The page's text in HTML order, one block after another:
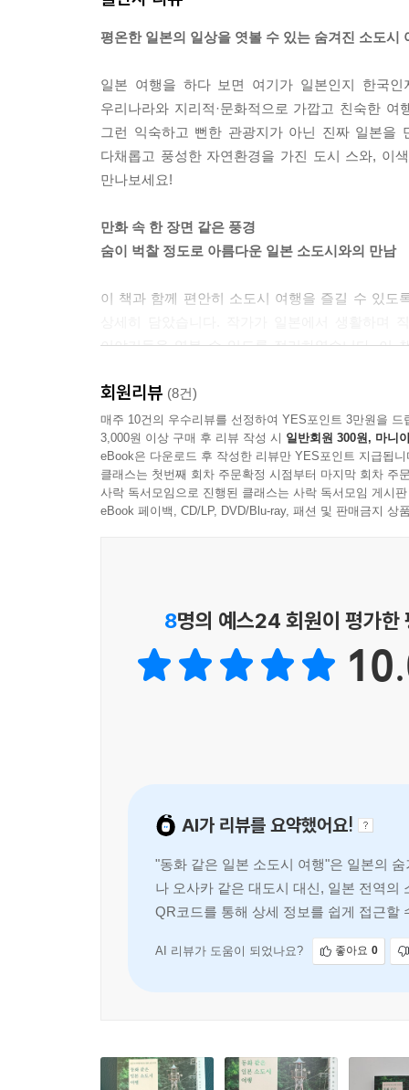
평온한 일본의 일상을 엿볼 수 있는 숨겨진 소도시
일본 여행을 하다 보면 여기가 일본인지 한국
우리나라와 지리적·문화적으로 가깝고 친숙한
그런 익숙하고 뻔한 관광지가 아닌 진짜 일본을
다채롭고 풍성한 자연환경을 가진 도시 스와, 이
만나보세요!
만화 속 한 장면 같은 풍경
숨이 벅찰 정도로 아름다운 일본 소도시와의 만남
이 책과 함께 편안히 소도시 여행을 즐길 수 있도
이야기들을 엿볼 수 있도록 정리하였습니다. 이
애니메이션 속 한 장면 같은 풍경을 만나볼 수 있습
누군가는 반복되는 일상의 지겨움을 깨고자, 누
우연히 만난 맛집, 맛있는 커피를 마실 수 있는
특별한 경험입니다. 소란스럽고 바쁜 일상에서
여행》과 함께 숨이 벅찰 정도로 아름다운 푸른
회원리뷰 (8건)
매주 10건의 우수리뷰를 선정하여 YES포인트 3만원을 드
3,000원 이상 구매 후 리뷰 작성 시 일반회원 300원, 마니
eBook은 다운로드 후 작성한 리뷰만 YES포인트 지급됩니
클래스는 첫번째 회차 주문확정 시점부터 마지막 회차 주
사락 독서모임으로 진행된 클래스는 사락 독서모임 게시
eBook 페이백, CD/LP, DVD/Blu-ray, 패션 및 판매금지 상
8명의 예스24 회원이 평가한
AI가 리뷰를 요약했어요!
"동화 같은 일본 소도시 여행"은 일본의
나 오사카 같은 대도시 대신, 일본 전역의
QR코드를 통해 상세 정보를 쉽게 접근할
AI 리뷰가 도움이 되었나요? 좋아요 0